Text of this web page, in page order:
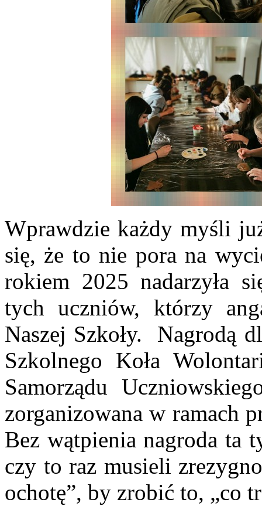
Wprawdzie każdy myśli
się, że to nie pora na
rokiem 2025 nadarzyła
tych uczniów, którzy
Naszej Szkoły. Nagrodą
Szkolnego Koła
Samorządu
zorganizowana w ramach
Bez wątpienia nagroda ta
czy to raz musieli
ochotę”, by zrobić to, „co